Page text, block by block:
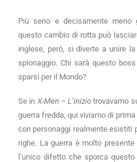
Più serio e decisamente meno
questo cambio di rotta può
inglese, però, si diverte a unire
spionaggio. Chi sarà questo
sparsi per il Mondo?
Se in X-Men – L’inizio trovavamo
guerra fredda, qui viviamo di
con personaggi realmente esistiti
righe. La guerra è molto presente
l’unico difetto che sporca